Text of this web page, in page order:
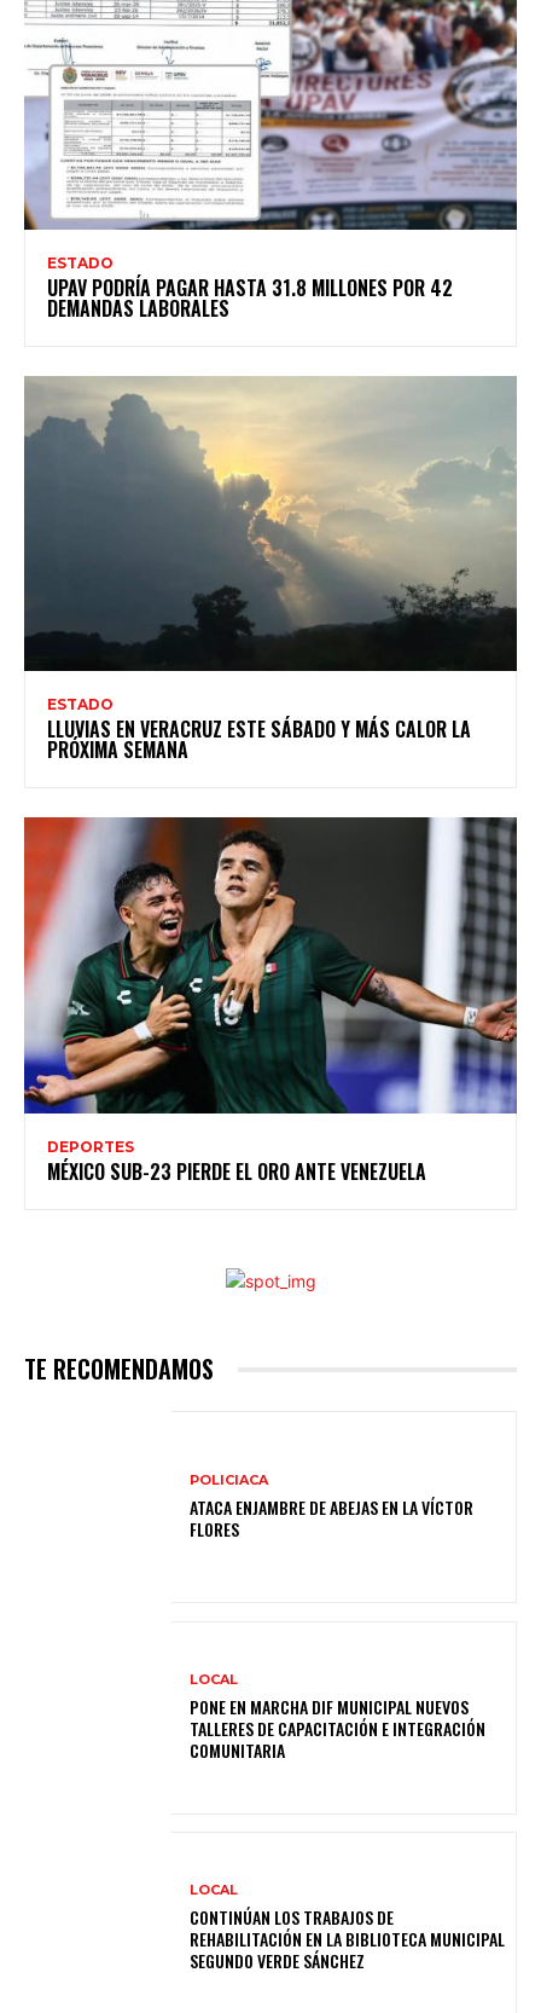
ESTADO
UPAV PODRÍA PAGAR HASTA 31.8 MILLONES POR 42
DEMANDAS LABORALES
ESTADO
LLUVIAS EN VERACRUZ ESTE SÁBADO Y MÁS CALOR LA
PRÓXIMA SEMANA
DEPORTES
MÉXICO SUB-23 PIERDE EL ORO ANTE VENEZUELA
TE RECOMENDAMOS
POLICIACA
ATACA ENJAMBRE DE ABEJAS EN LA VÍCTOR
FLORES
LOCAL
PONE EN MARCHA DIF MUNICIPAL NUEVOS
TALLERES DE CAPACITACIÓN E INTEGRACIÓN
COMUNITARIA
LOCAL
CONTINÚAN LOS TRABAJOS DE
REHABILITACIÓN EN LA BIBLIOTECA MUNICIPAL
SEGUNDO VERDE SÁNCHEZ